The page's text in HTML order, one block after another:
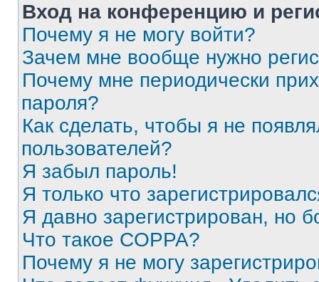
Вход на конференцию и
Почему я не могу войти?
Зачем мне вообще нужно
Почему мне периодически
пароля?
Как сделать, чтобы я не
пользователей?
Я забыл пароль!
Я только что
Я давно зарегистрирован, но
Что такое COPPA?
Почему я не могу